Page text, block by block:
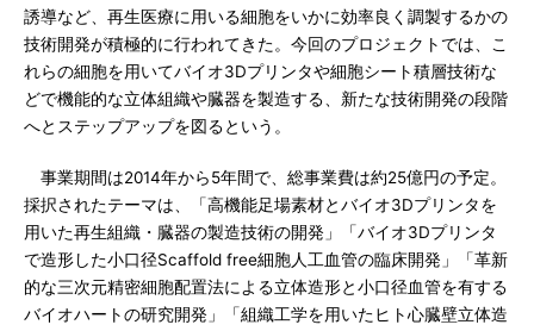
誘導など、再生医療に用いる細胞をいかに効率良く調製するかの
技術開発が積極的に行われてきた。今回のプロジェクトでは、こ
れらの細胞を用いてバイオ3Dプリンタや細胞シート積層技術な
どで機能的な立体組織や臓器を製造する、新たな技術開発の段階
へとステップアップを図るという。
事業期間は2014年から5年間で、総事業費は約25億円の予定。
採択されたテーマは、「高機能足場素材とバイオ3Dプリンタを
用いた再生組織・臓器の製造技術の開発」「バイオ3Dプリンタ
で造形した小口径Scaffold free細胞人工血管の臨床開発」「革新
的な三次元精密細胞配置法による立体造形と小口径血管を有する
バイオハートの研究開発」「組織工学を用いたヒト心臓壁立体造